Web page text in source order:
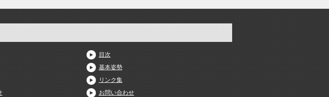
目次
基本姿勢
リンク集
お問い合わせ